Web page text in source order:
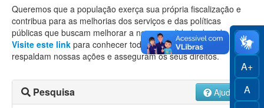
A+
A
Queremos que a população exerça sua própria fiscalização e
contribua para as melhorias dos serviços e das políticas
públicas que buscam melhorar a nossa qualidade de vida.
Visite este link para conhecer todas as leis e decretos que
respaldam nossas ações e asseguram os seus direitos.
Ajuda
Pesquisa